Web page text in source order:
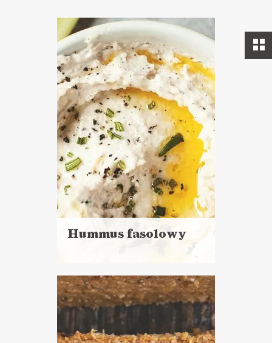
Hummus fasolowy
więcej
Czas przygotowania: 1 h 20
minut + noc namaczania
DO CHLEBA
MAJÓWKA 🚲
POWRÓT DO SZKOŁY 🎒
SYLWESTER